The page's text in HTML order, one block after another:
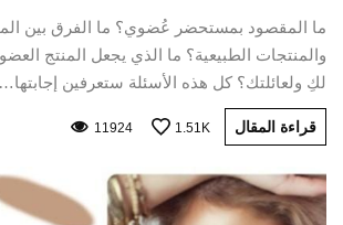
ما المقصود بمستحضر عُضوي؟ ما الفرق بين
والمنتجات الطبيعية؟ ما الذي يجعل المنتج
لكِ ولعائلتك؟ كل هذه الأسئلة ستعرفين إجابتها…
قراءة المقال 1.51K
11924